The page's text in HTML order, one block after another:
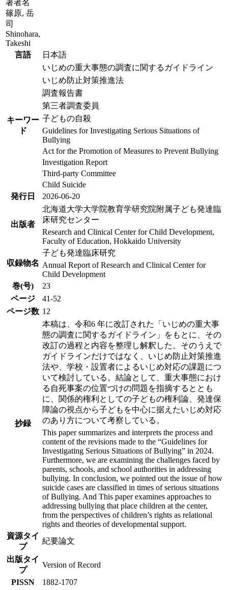
著者名
篠原, 岳
司
Shinohara,
Takeshi
言語
日本語
キーワー
ド
いじめの重大事態の調査に関するガイドライン
いじめ防止対策推進法
調査報告書
第三者調査委員
子どもの自殺
Guidelines for Investigating Serious Situations of
Bullying
Act for the Promotion of Measures to Prevent Bullying
Investigation Report
Third-party Committee
Child Suicide
発行日
2026-06-20
出版者
北海道大学大学院教育学研究院附属子ども発達臨
床研究センター
Research and Clinical Center for Child Development,
Faculty of Education, Hokkaido University
収録物名
子ども発達臨床研究
Annual Report of Research and Clinical Center for
Child Development
巻(号)
23
ページ
41-52
ページ数 12
抄録
本稿は、令和6 年に改訂された「いじめの重大事
態の調査に関するガイドライン」をもとに、その
改訂の過程と内容を整理し解釈した。そのうえで
ガイドラインだけではなく、いじめ防止対策推進
法や、学校・設置者によるいじめ対応の課題につ
いて検討している。結論として、重大事態におけ
る自死事案の位置づけの問題を指摘するととも
に、関係的権利としての子どもの権利論、発達保
障論の視点から子どもを中心に据えたいじめ対応
のあり方について考察している。
This paper summarizes and interprets the process and
content of the revisions made to the “Guidelines for
Investigating Serious Situations of Bullying” in 2024.
Furthermore, we are examining the challenges faced by
parents, schools, and school authorities in addressing
bullying. In conclusion, we pointed out the issue of how
suicide cases are classified in times of serious situations
of Bullying. And This paper examines approaches to
addressing bullying that place children at the center,
from the perspectives of children’s rights as relational
rights and theories of developmental support.
資源タイ
プ
紀要論文
出版タイ
プ
Version of Record
PISSN
1882-1707